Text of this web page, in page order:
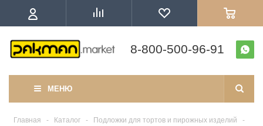
8-800-500-96-91
МЕНЮ
Главная - Каталог - Подложки для тортов и пирожных изделий
-